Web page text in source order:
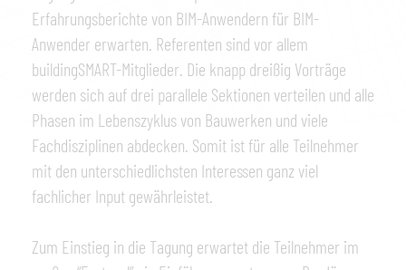
Erfahrungsberichte von BIM-Anwendern für BIM-
Anwender erwarten. Referenten sind vor allem
buildingSMART-Mitglieder. Die knapp dreißig Vorträge
werden sich auf drei parallele Sektionen verteilen und alle
Phasen im Lebenszyklus von Bauwerken und viele
Fachdisziplinen abdecken. Somit ist für alle Teilnehmer
mit den unterschiedlichsten Interessen ganz viel
fachlicher Input gewährleistet.
Zum Einstieg in die Tagung erwartet die Teilnehmer im